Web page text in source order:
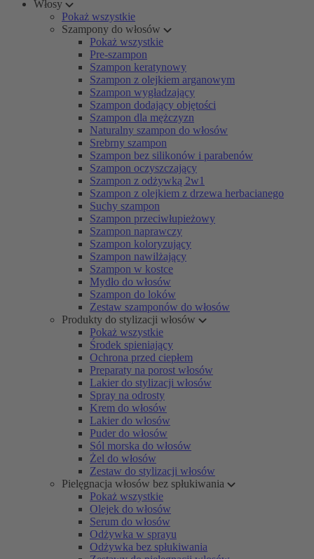
Włosy
Pokaż wszystkie
Szampony do włosów
Pokaż wszystkie
Pre-szampon
Szampon keratynowy
Szampon z olejkiem arganowym
Szampon wygładzający
Szampon dodający objętości
Szampon dla mężczyzn
Naturalny szampon do włosów
Srebrny szampon
Szampon bez silikonów i parabenów
Szampon oczyszczający
Szampon z odżywką 2w1
Szampon z olejkiem z drzewa herbacianego
Suchy szampon
Szampon przeciwłupieżowy
Szampon naprawczy
Szampon koloryzujący
Szampon nawilżający
Szampon w kostce
Mydło do włosów
Szampon do loków
Zestaw szamponów do włosów
Produkty do stylizacji włosów
Pokaż wszystkie
Środek spieniający
Ochrona przed ciepłem
Preparaty na porost włosów
Lakier do stylizacji włosów
Spray na odrosty
Krem do włosów
Lakier do włosów
Puder do włosów
Sól morska do włosów
Żel do włosów
Zestaw do stylizacji włosów
Pielęgnacja włosów bez spłukiwania
Pokaż wszystkie
Olejek do włosów
Serum do włosów
Odżywka w sprayu
Odżywka bez spłukiwania